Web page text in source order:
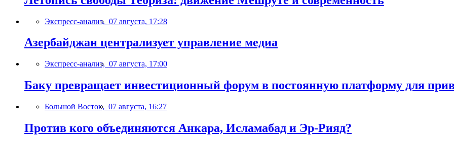
Экспресс-анализ, 07 августа, 17:28
Азербайджан централизует управление медиа
Экспресс-анализ, 07 августа, 17:00
Баку превращает инвестиционный форум в постоянную платформу для
Большой Восток, 07 августа, 16:27
Против кого объединяются Анкара, Исламабад и Эр-Рияд?